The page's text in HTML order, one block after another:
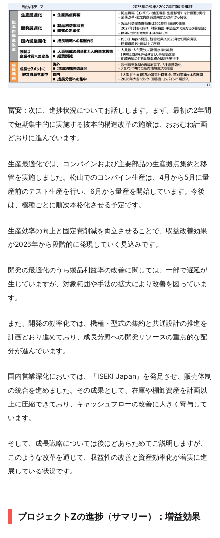
冨安 ：次に、進捗状況についてお話しします。まず、最初の2年間
で短期集中的に実施する抜本的構造改革の施策は、おおむね計画
どおりに進んでいます。
生産最適化では、コンバインおよび主要部品の生産拠点集約と移
管を実施しました。松山でのコンバイン生産は、4月から5月に量
産前のテスト生産を行い、6月から量産を開始しています。今後
は、機種ごとに順次本格化させる予定です。
生産効率の向上と固定費削減を両立させることで、収益改善効果
が2026年から段階的に発現していく見込みです。
開発の最適化のうち製品利益率の改善に関しては、一部で遅延が
生じていますが、対象範囲や手法の拡大により改善を図っていま
す。
また、開発の効率化では、機種・型式の集約と共通設計の推進を
計画どおり進めており、成長分野への開発リソースの重点的な配
分が進んでいます。
国内営業深化においては、「ISEKI Japan」を発足させ、販売体制
の統合を進めました。その成果として、在庫や棚卸資産を計画以
上に圧縮できており、キャッシュフローの改善に大きく寄与して
います。
そして、成長戦略については後ほどあらためてご説明しますが、
このような改革を通じて、収益性の改善と資産効率化が着実に進
展している状況です。
プロジェクトZの進捗（サマリー）：増益効果